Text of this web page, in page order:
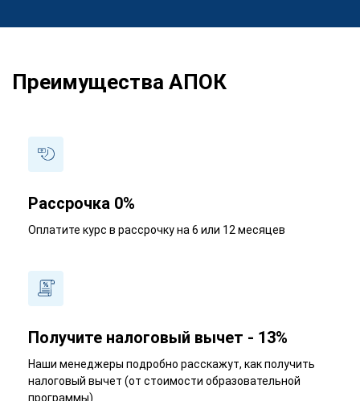
Преимущества АПОК
Рассрочка 0%
Оплатите курс в рассрочку на 6 или 12 месяцев
Получите налоговый вычет - 13%
Наши менеджеры подробно расскажут, как получить
налоговый вычет (от стоимости образовательной
программы)